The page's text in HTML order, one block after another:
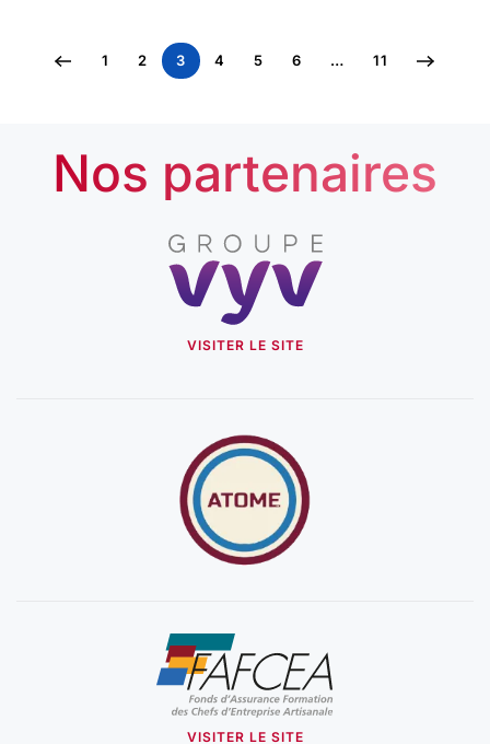
1 2 3 4 5 6 … 11
Nos partenaires
VISITER LE SITE
VISITER LE SITE